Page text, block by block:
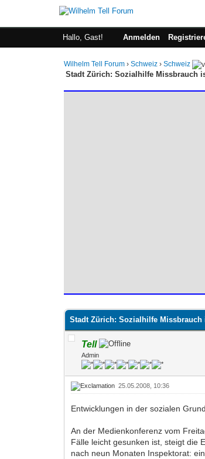
Hallo, Gast! Anmelden
Wilhelm Tell Forum ›Schweiz ›Schweiz
Stadt Zürich: Sozialhilfe Missbrauch
Stadt Zürich: Sozialhilfe
Tell
Admin
25.05.2008, 10:36
Entwicklungen in der sozialen
An der Medienkonferenz vom
Fälle leicht gesunken ist, steigt die
nach neun Monaten Inspektorat: